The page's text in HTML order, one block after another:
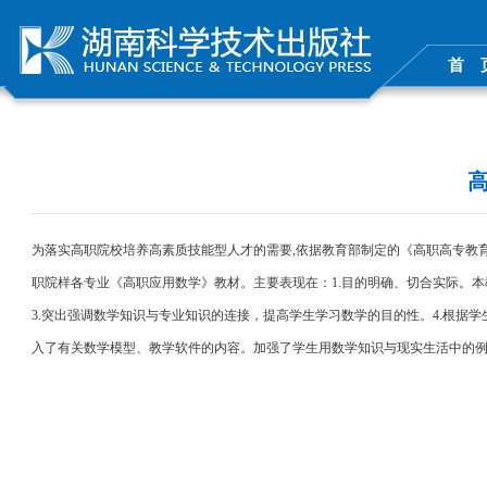
首
为落实高职院校培养高素质技能型人才的需要,依据教育部制定的《高职高专
职院样各专业《高职应用数学》教材。主要表现在：1.目的明确、切合实际。
3.突出强调数学知识与专业知识的连接，提高学生学习数学的目的性。4.根据
入了有关数学模型、教学软件的内容。加强了学生用数学知识与现实生活中